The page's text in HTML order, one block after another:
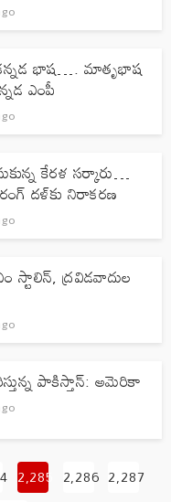
భాష…. మాతృభాష
ఎంపీ
కేర‌ళ స‌ర్కారు…
ద‌ళ్‌కు నిరాక‌ర‌ణ‌
స్టాలిన్, ద్రవిడవాదుల
పాకిస్తాన్: అమెరికా
2,285 2,286 2,287